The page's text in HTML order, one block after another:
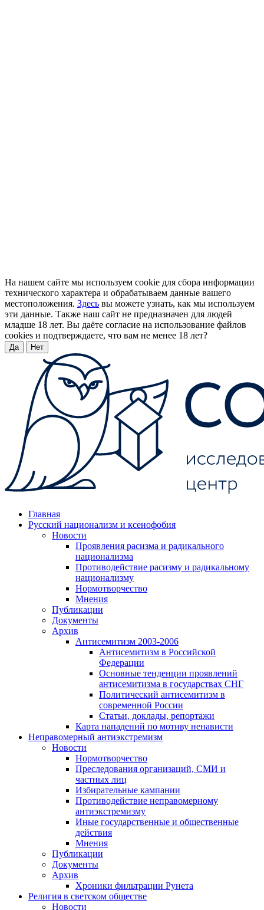
На нашем сайте мы используем cookie для сбора информации
технического характера и обрабатываем данные вашего
местоположения. Здесь вы можете узнать, как мы используем
эти данные. Также наш сайт не предназначен для людей
младше 18 лет. Вы даёте согласие на использование файлов
cookies и подтверждаете, что вам не менее 18 лет?
Да Нет
Главная
Русский национализм и ксенофобия
Новости
Проявления расизма и радикального
национализма
Противодействие расизму и радикальному
национализму
Нормотворчество
Мнения
Публикации
Документы
Архив
Антисемитизм 2003-2006
Антисемитизм в Российской
Федерации
Основные тенденции проявлений
антисемитизма в государствах СНГ
Политический антисемитизм в
современной России
Статьи, доклады, репортажи
Карта нападений по мотиву ненависти
Неправомерный антиэкстремизм
Новости
Нормотворчество
Преследования организаций, СМИ и
частных лиц
Избирательные кампании
Противодействие неправомерному
антиэкстремизму
Иные государственные и общественные
действия
Мнения
Публикации
Документы
Архив
Хроники фильтрации Рунета
Религия в светском обществе
Новости